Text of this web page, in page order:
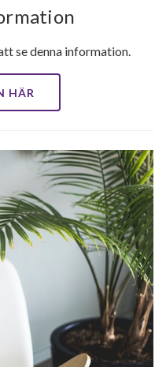
se denna information.
HÄR